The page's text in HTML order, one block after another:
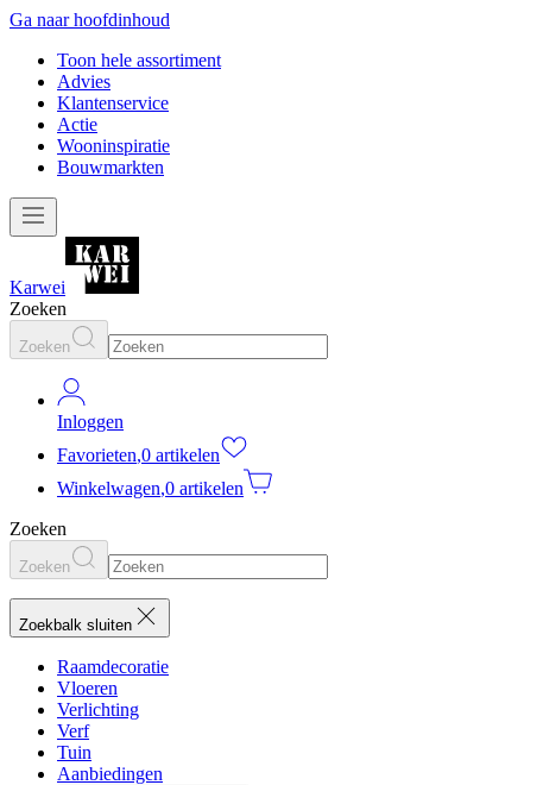
Ga naar hoofdinhoud
Toon hele assortiment
Advies
Klantenservice
Actie
Wooninspiratie
Bouwmarkten
Karwei
Zoeken
Zoeken
Inloggen
Favorieten,0 artikelen
Winkelwagen,0 artikelen
Zoeken
Zoeken
Zoekbalk sluiten
Raamdecoratie
Vloeren
Verlichting
Verf
Tuin
Aanbiedingen